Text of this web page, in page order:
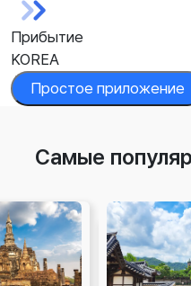
Прибытие
KOREA
Простое приложение
Самые